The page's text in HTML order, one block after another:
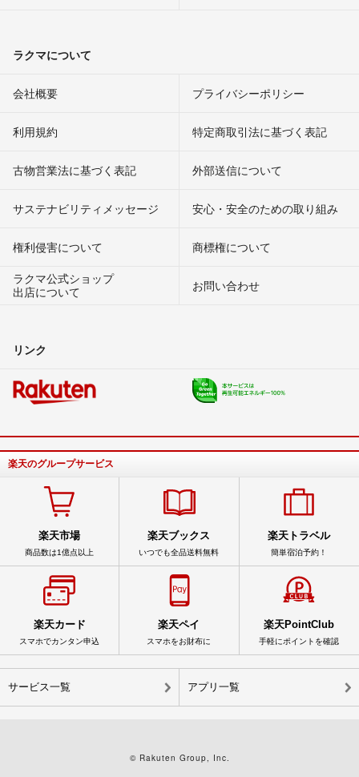
ラクマについて
会社概要 プライバシーポリシー
利用規約 特定商取引法に基づく表記
古物営業法に基づく表記 外部送信について
サステナビリティメッセージ 安心・安全のための取り組み
権利侵害について
商標権について
ラクマ公式ショップ
出店について
お問い合わせ
リンク
楽天のグループサービス
楽天市場
商品数は1億点以上
楽天ブックス
いつでも全品送料無料
楽天トラベル
簡単宿泊予約！
楽天カード
スマホでカンタン申込
楽天ペイ
スマホをお財布に
楽天PointClub
手軽にポイントを確認
サービス一覧 アプリ一覧
© Rakuten Group, Inc.